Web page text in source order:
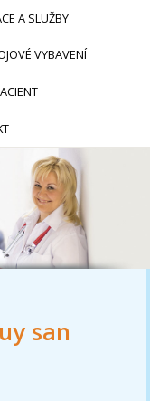
san
A SLUŽBY
VYBAVENÍ